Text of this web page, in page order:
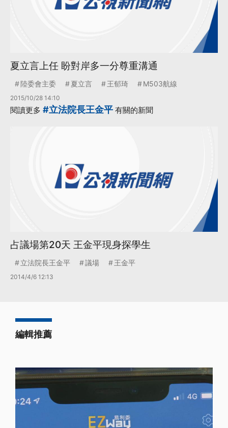
夏立言上任 盼對岸多一分尊重溝通
陸委會主委 夏立言 王郁琦 M503航線
2015/10/28 14:10
閱讀更多 #立法院長王金平 有關的新聞
占議場第20天 王金平現身探學生
立法院長王金平 議場 王金平
2014/4/6 12:13
編輯推薦